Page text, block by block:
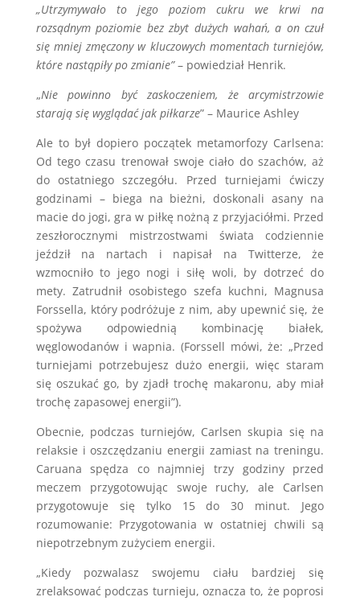
„Utrzymywało to jego poziom cukru we krwi na
rozsądnym poziomie bez zbyt dużych wahań, a on czuł
się mniej zmęczony w kluczowych momentach turniejów,
które nastąpiły po zmianie”– powiedział Henrik.
„Nie powinno być zaskoczeniem, że arcymistrzowie
starają się wyglądać jak piłkarze” – Maurice Ashley
Ale to był dopiero początek metamorfozy Carlsena:
Od tego czasu trenował swoje ciało do szachów, aż
do ostatniego szczegółu. Przed turniejami ćwiczy
godzinami – biega na bieżni, doskonali asany na
macie do jogi, gra w piłkę nożną z przyjaciółmi. Przed
zeszłorocznymi mistrzostwami świata codziennie
jeździł na nartach i napisał na Twitterze, że
wzmocniło to jego nogi i siłę woli, by dotrzeć do
mety. Zatrudnił osobistego szefa kuchni, Magnusa
Forssella, który podróżuje z nim, aby upewnić się, że
spożywa odpowiednią kombinację białek,
węglowodanów i wapnia. (Forssell mówi, że: „Przed
turniejami potrzebujesz dużo energii, więc staram
się oszukać go, by zjadł trochę makaronu, aby miał
trochę zapasowej energii”).
Obecnie, podczas turniejów, Carlsen skupia się na
relaksie i oszczędzaniu energii zamiast na treningu.
Caruana spędza co najmniej trzy godziny przed
meczem przygotowując swoje ruchy, ale Carlsen
przygotowuje się tylko 15 do 30 minut. Jego
rozumowanie: Przygotowania w ostatniej chwili są
niepotrzebnym zużyciem energii.
„Kiedy pozwalasz swojemu ciału bardziej się
zrelaksować podczas turnieju, oznacza to, że poprosi